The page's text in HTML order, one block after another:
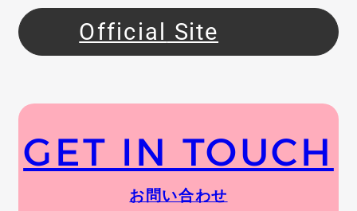
Official Site
GET IN TOUCH
お問い合わせ